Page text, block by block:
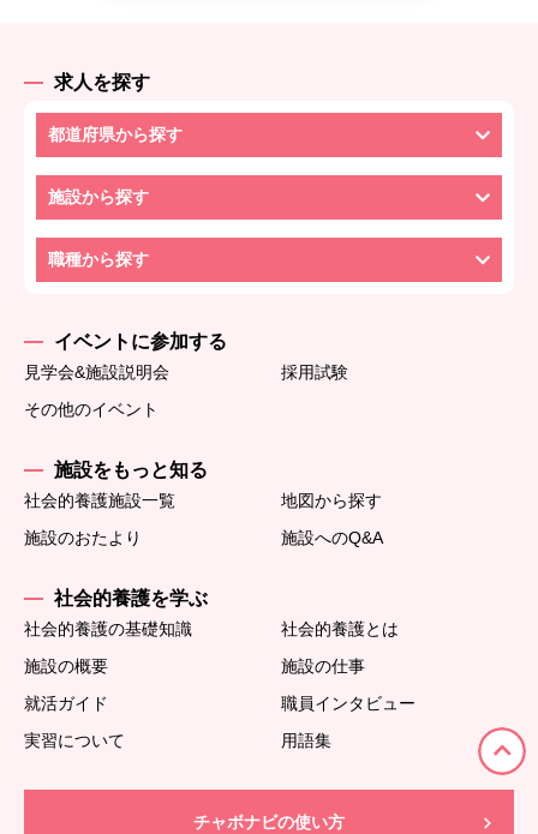
求人を探す
都道府県から探す
施設から探す
職種から探す
イベントに参加する
見学会&施設説明会
採用試験
その他のイベント
施設をもっと知る
社会的養護施設一覧
地図から探す
施設のおたより
施設へのQ&A
社会的養護を学ぶ
社会的養護の基礎知識
社会的養護とは
施設の概要
施設の仕事
就活ガイド
職員インタビュー
実習について
用語集
チャボナビの使い方